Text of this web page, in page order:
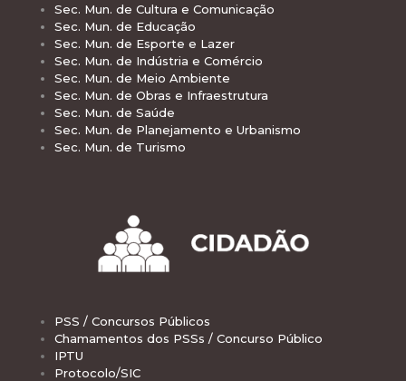
Sec. Mun. de Cultura e Comunicação
Sec. Mun. de Educação
Sec. Mun. de Esporte e Lazer
Sec. Mun. de Indústria e Comércio
Sec. Mun. de Meio Ambiente
Sec. Mun. de Obras e Infraestrutura
Sec. Mun. de Saúde
Sec. Mun. de Planejamento e Urbanismo
Sec. Mun. de Turismo
PSS / Concursos Públicos
Chamamentos dos PSSs / Concurso Público
IPTU
Protocolo/SIC